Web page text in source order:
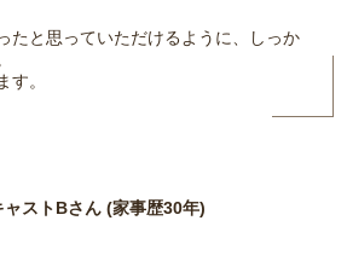
たと思っていただけるように、しっか
す。
ャストBさん (家事歴30年)